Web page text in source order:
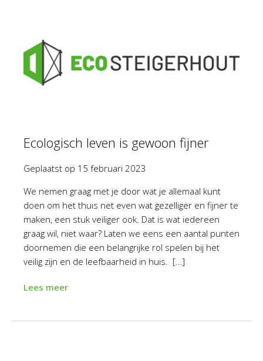
Ecologisch leven is gewoon fijner
Geplaatst op 15 februari 2023
We nemen graag met je door wat je allemaal kunt
doen om het thuis net even wat gezelliger en fijner te
maken, een stuk veiliger ook. Dat is wat iedereen
graag wil, niet waar? Laten we eens een aantal punten
doornemen die een belangrijke rol spelen bij het
veilig zijn en de leefbaarheid in huis. […]
Lees meer